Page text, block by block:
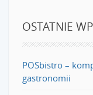
OSTATNIE
POSbistro –
gastronomii